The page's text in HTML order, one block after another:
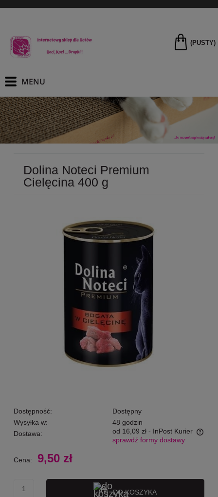
(PUSTY)
Dolina Noteci Premium
Cielęcina 400 g
Dostępność:
Dostępny
Wysyłka w:
48 godzin
Dostawa:
od 16,09 zł - InPost Kurier
Cena nie zawiera ewentualnych kosztów płatności
sprawdź formy dostawy
Cena: 9,50 zł
DO KOSZYKA